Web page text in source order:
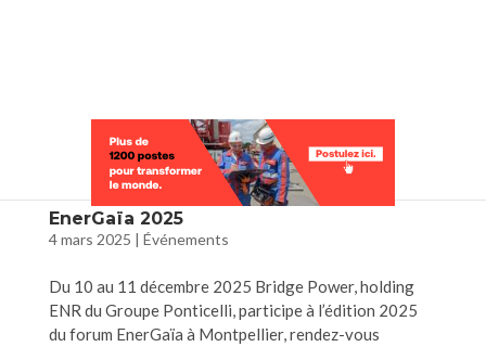
Sélectionner une page
EnerGaïa 2025
4 mars 2025 | Événements
Du 10 au 11 décembre 2025 Bridge Power, holding
ENR du Groupe Ponticelli, participe à l’édition 2025
du forum EnerGaïa à Montpellier, rendez-vous